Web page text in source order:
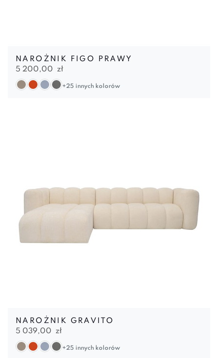
NAROŻNIK FIGO PRAWY
5 200,00 zł
+25 innych kolorów
NAROŻNIK GRAVITO
5 039,00 zł
+25 innych kolorów